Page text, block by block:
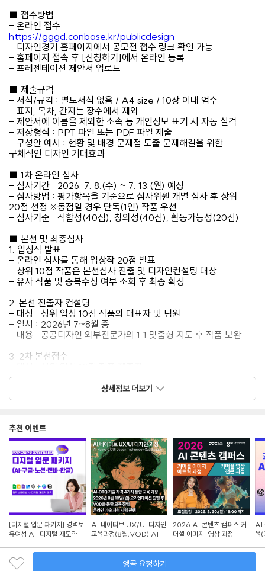
■ 접수방법
- 온라인 접수 :
https://gggd.conbase.kr/publicdesign
- 디자인경기 홈페이지에서 공모전 접수 링크 확인 가능
- 홈페이지 접속 후 [신청하기]에서 온라인 등록
- 프레젠테이션 제안서 업로드
■ 제출규격
- 서식/규격 : 별도서식 없음 / A4 size / 10장 이내 엄수
- 표지, 목차, 간지는 장수에서 제외
- 제안서에 이름을 제외한 소속 등 개인정보 표기 시 자동 실격
- 저장형식 : PPT 파일 또는 PDF 파일 제출
- 구성안 예시 : 현황 및 배경 문제점 도출 문제해결을 위한
구체적인 디자인 기대효과
■ 1차 온라인 심사
- 심사기간 : 2026. 7. 8.(수) ~ 7. 13.(월) 예정
- 심사방법 : 평가항목을 기준으로 심사위원 개별 심사 후 상위
20점 선정 ※동점일 경우 단독(1인) 작품 우선
- 심사기준 : 적합성(40점), 창의성(40점), 활동가능성(20점)
■ 본선 및 최종심사
1. 입상작 발표
- 온라인 심사를 통해 입상작 20점 발표
- 상위 10점 작품은 본선심사 진출 및 디자인컨설팅 대상
- 유사 작품 및 중복수상 여부 조회 후 최종 확정
2. 본선 진출자 컨설팅
- 대상 : 상위 입상 10점 작품의 대표자 및 팀원
- 일시 : 2026년 7~8월 중
- 내용 : 공공디자인 외부전문가의 1:1 맞춤형 지도 후 작품 보완
3. 2차 본선접수
- 접수방법 : 담당자 이메일 접수 (kse1212@gg.go.kr)
- 접수기간 : 2026년 8월 예정
- 제출물 : 컨설팅 후 보완된 프레젠테이션 제안서 (5분 발표용)
4. 본선심사
- 대상 : 상위 입상작 10점의 대표자 및 팀원
- 심사일 : 2026년 8월 중
- 발표심사 : 5분 내 발표 + 질의응답
- 전문가 60점 + 국민평가단 40점 합산으로 순위 결정
■ 유의사항
- 응모자 1인은 2점 이내의 작품만 응모할 수 있습니다.
- 공동제작은 3인 이내로 제한됩니다.
- 팀원 간 분쟁 책임은 팀원 당사자에게 있으며, 최초 신청된 출품자
정보로 심사가 진행됩니다.
- 온라인 작품 접수 마감일에는 과부하로 인한 오류 가능성이
있으므로 사전 접수를 권장합니다.
상세정보 더보기
추천 이벤트
[디지털 입문 패키지] 경력보
유여성 AI·디지털 재도약 교
AI 네이티브 UX/UI 디자인
교육과정(8월,VOD) AI-
2026 AI 콘텐츠 캠퍼스 커
머셜 이미지·영상 과정
AI
육(
앵콜 요청하기